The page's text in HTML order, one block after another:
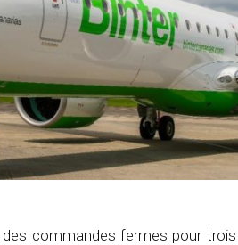
commandes fermes pour